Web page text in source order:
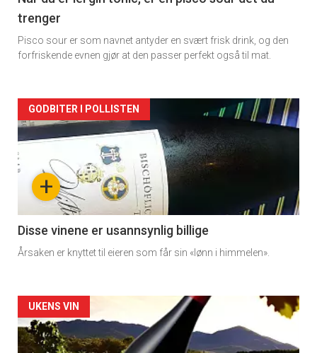
trenger
Pisco sour er som navnet antyder en svært frisk drink, og den
forfriskende evnen gjør at den passer perfekt også til mat.
Forsiden
akkurat
nå
3
+
GODBITER I POLLISTEN
Disse vinene er usannsynlig billige
Årsaken er knyttet til eieren som får sin «lønn i himmelen».
Forsiden
akkurat
UKENS VIN